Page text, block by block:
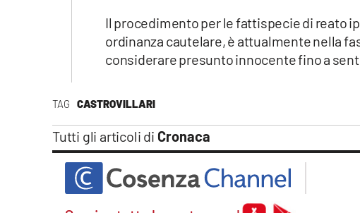
TAG CASTROVILLARI
Tutti gli articoli di Cronaca
Il procedimento per le fattispecie di reato
ordinanza cautelare, è attualmente nella
considerare presunto innocente fino a